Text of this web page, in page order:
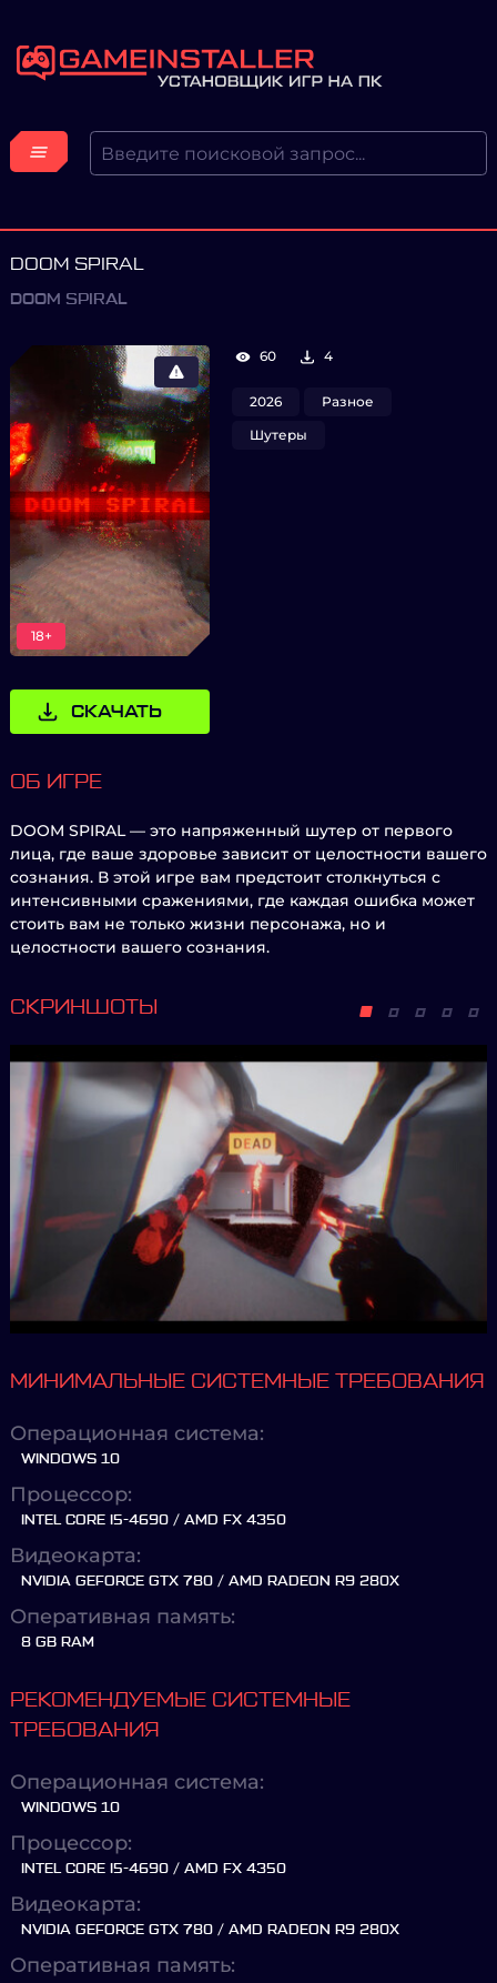
DOOM SPIRAL
DOOM SPIRAL
18+
СКАЧАТЬ
60 4
2026
Разное
Шутеры
ОБ ИГРЕ
DOOM SPIRAL — это напряженный шутер от первого
лица, где ваше здоровье зависит от целостности вашего
сознания. В этой игре вам предстоит столкнуться с
интенсивными сражениями, где каждая ошибка может
стоить вам не только жизни персонажа, но и
целостности вашего сознания.
СКРИНШОТЫ
МИНИМАЛЬНЫЕ СИСТЕМНЫЕ ТРЕБОВАНИЯ
Операционная система:
WINDOWS 10
Процессор:
INTEL CORE I5-4690 / AMD FX 4350
Видеокарта:
NVIDIA GEFORCE GTX 780 / AMD RADEON R9 280X
Оперативная память:
8 GB RAM
РЕКОМЕНДУЕМЫЕ СИСТЕМНЫЕ
ТРЕБОВАНИЯ
Операционная система:
WINDOWS 10
Процессор:
INTEL CORE I5-4690 / AMD FX 4350
Видеокарта:
NVIDIA GEFORCE GTX 780 / AMD RADEON R9 280X
Оперативная память: